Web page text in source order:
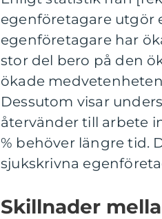
egenföretagare utgör
egenföretagare har
stor del bero på den
ökade
Dessutom visar
återvänder till arbete
% behöver längre tid.
sjukskrivna
Skillnader